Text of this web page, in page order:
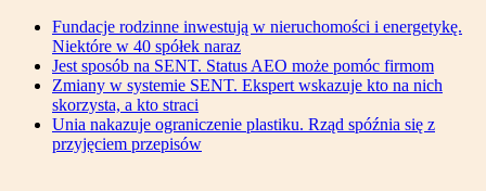
Fundacje rodzinne inwestują w nieruchomości i energetykę.
Niektóre w 40 spółek naraz
Jest sposób na SENT. Status AEO może pomóc firmom
Zmiany w systemie SENT. Ekspert wskazuje kto na nich
skorzysta, a kto straci
Unia nakazuje ograniczenie plastiku. Rząd spóźnia się z
przyjęciem przepisów